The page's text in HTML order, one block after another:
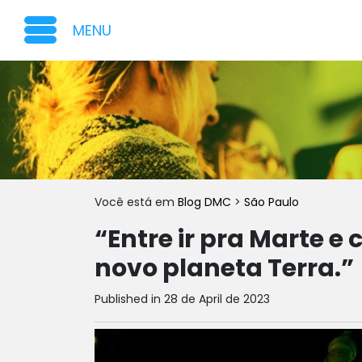
MENU
Você está em Blog DMC > São Paulo
“Entre ir pra Marte
novo planeta Terra.”
Published in 28 de April de 2023